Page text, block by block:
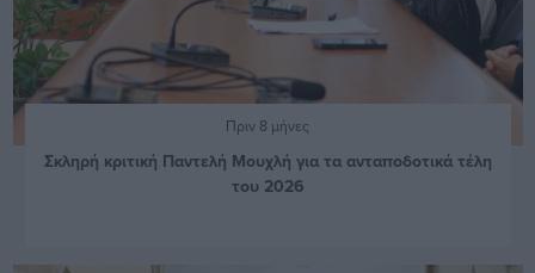
Πριν 8 μήνες
Σκληρή κριτική Παντελή Μουχλή για τα ανταποδοτικά τέλη
του 2026